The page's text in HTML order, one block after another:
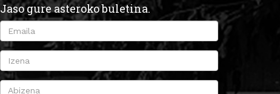
Jaso gure asteroko buletina.